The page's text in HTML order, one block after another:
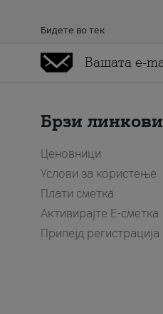
Бидете во тек
Брзи линкови
Ценовници
Услови за користење
Плати сметка
Активирајте Е-сметка
Припејд регистрација